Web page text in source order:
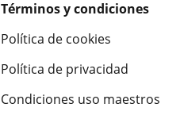
Términos y condiciones
Política de cookies
Política de privacidad
Condiciones uso maestros